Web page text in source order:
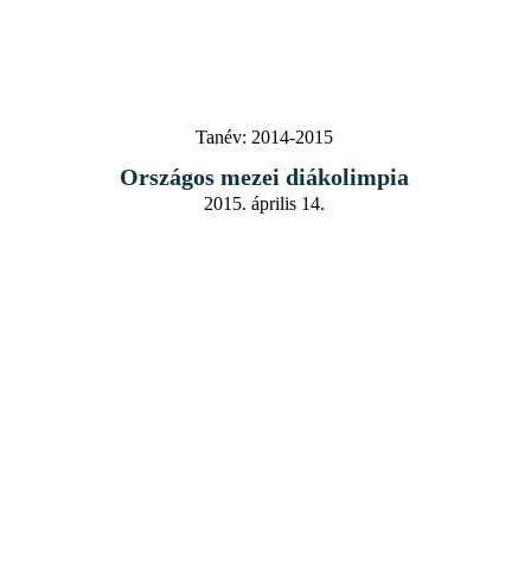
Tanév: 2014-2015
Országos mezei diákolimpia
2015. április 14.